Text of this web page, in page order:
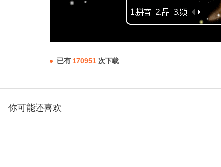
已有 170951 次下载
你可能还喜欢